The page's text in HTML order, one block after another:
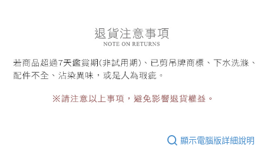
顯示電腦版詳細說明